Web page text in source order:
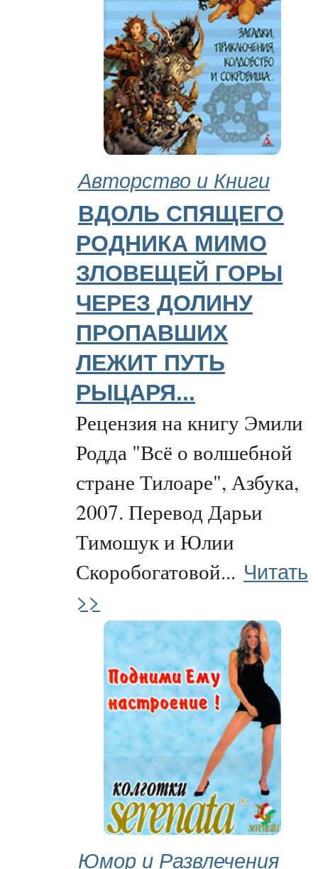
Авторство и Книги
ВДОЛЬ СПЯЩЕГО
РОДНИКА МИМО
ЗЛОВЕЩЕЙ ГОРЫ
ЧЕРЕЗ ДОЛИНУ
ПРОПАВШИХ
ЛЕЖИТ ПУТЬ
РЫЦАРЯ...
Рецензия на книгу Эмили
Родда "Всё о волшебной
стране Тилоаре", Азбука,
2007. Перевод Дарьи
Тимошук и Юлии
Скоробогатовой... Читать
>>
Юмор и Развлечения